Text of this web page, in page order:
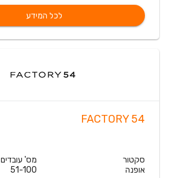
לכל המידע
FACTORY 54
סקטור
אופנה
מס' עובדים
51-100